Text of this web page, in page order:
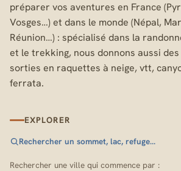
préparer vos aventures en France
Vosges…) et dans le monde (Népal,
Réunion…) : spécialisé dans la
et le trekking, nous donnons aussi des
sorties en raquettes à neige, vtt,
ferrata.
EXPLORER
Rechercher un sommet, lac, refuge…
Rechercher une ville qui commence par :